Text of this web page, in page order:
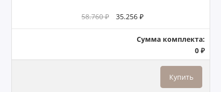
58.760 ₽ 35.256 ₽
Сумма комплекта:
0 ₽
Купить